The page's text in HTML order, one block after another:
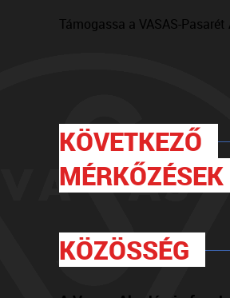
Támogassa a VASAS-
KÖVETKEZŐ
MÉRKŐZÉSEK
KÖZÖSSÉG